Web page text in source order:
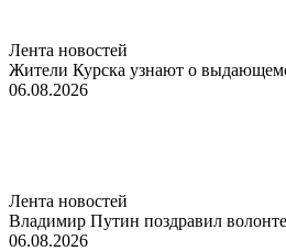
Лента новостей
Жители Курска узнают о
06.08.2026
Лента новостей
Владимир Путин поздравил
06.08.2026